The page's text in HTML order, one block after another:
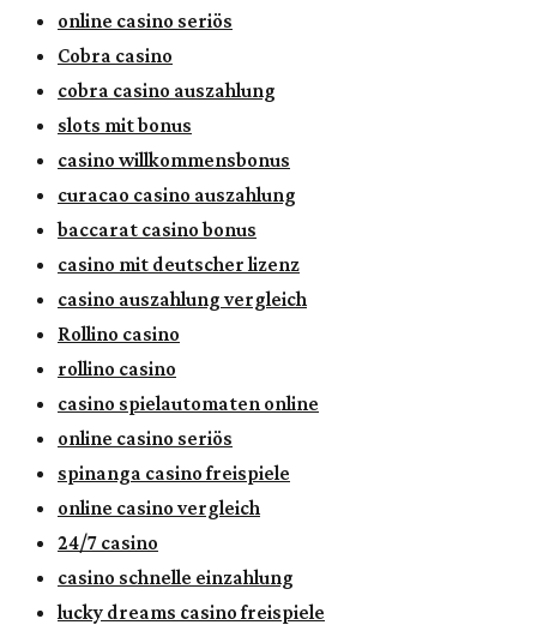
online casino seriös
Cobra casino
cobra casino auszahlung
slots mit bonus
casino willkommensbonus
curacao casino auszahlung
baccarat casino bonus
casino mit deutscher lizenz
casino auszahlung vergleich
Rollino casino
rollino casino
casino spielautomaten online
online casino seriös
spinanga casino freispiele
online casino vergleich
24/7 casino
casino schnelle einzahlung
lucky dreams casino freispiele